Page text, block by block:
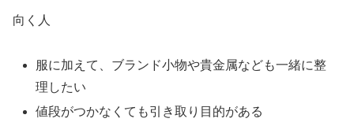
向く人
服に加えて、ブランド小物や貴金属なども一緒に整
理したい
値段がつかなくても引き取り目的がある